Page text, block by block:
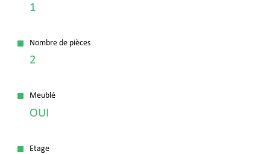
1
Nombre de pièces
2
Meublé
OUI
Etage